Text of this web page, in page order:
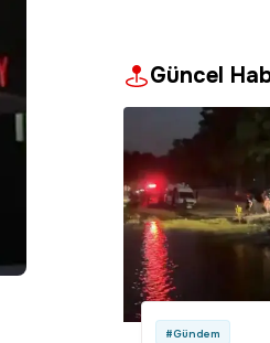
Güncel
#Gündem